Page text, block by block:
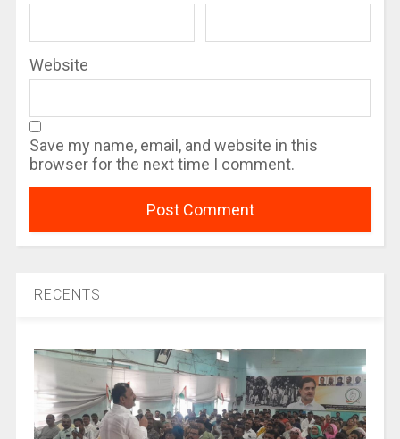
Website
Save my name, email, and website in this
browser for the next time I comment.
RECENTS